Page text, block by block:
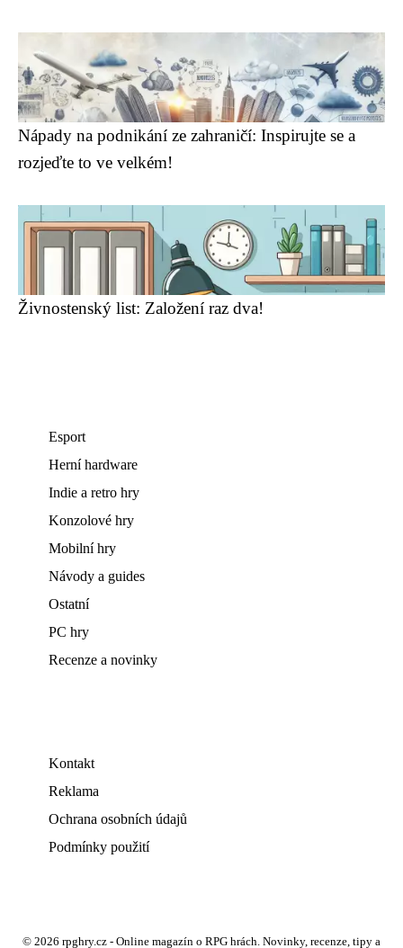
Nápady na podnikání ze zahraničí: Inspirujte se a
rozjeďte to ve velkém!
Živnostenský list: Založení raz dva!
Esport
Herní hardware
Indie a retro hry
Konzolové hry
Mobilní hry
Návody a guides
Ostatní
PC hry
Recenze a novinky
Kontakt
Reklama
Ochrana osobních údajů
Podmínky použití
© 2026 rpghry.cz - Online magazín o RPG hrách. Novinky, recenze, tipy a